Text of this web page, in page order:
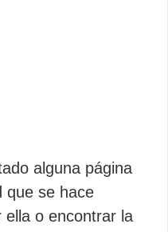
alguna página
que se hace
ella o encontrar la